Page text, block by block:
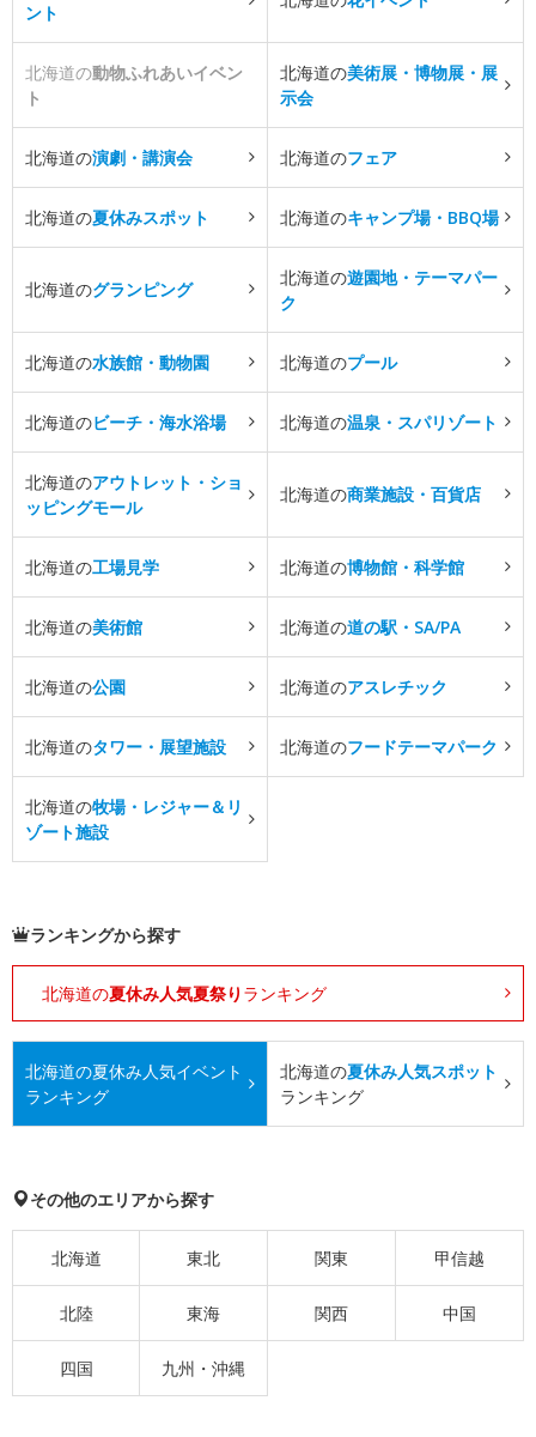
ント
北海道の動物ふれあいイベン
ト
北海道の美術展・博物展・展
示会
北海道の演劇・講演会 北海道のフェア
北海道の夏休みスポット 北海道のキャンプ場・BBQ場
北海道のグランピング
北海道の遊園地・テーマパー
ク
北海道の水族館・動物園 北海道のプール
北海道のビーチ・海水浴場 北海道の温泉・スパリゾート
北海道のアウトレット・ショ
ッピングモール
北海道の商業施設・百貨店
北海道の工場見学 北海道の博物館・科学館
北海道の美術館 北海道の道の駅・SA/PA
北海道の公園 北海道のアスレチック
北海道のタワー・展望施設 北海道のフードテーマパーク
北海道の牧場・レジャー＆リ
ゾート施設
ランキングから探す
北海道の夏休み人気夏祭り ランキング
北海道の夏休み人気イベント
ランキング
北海道の夏休み人気スポット
ランキング
その他のエリアから探す
北海道 東北 関東 甲信越
北陸 東海 関西 中国
四国 九州・沖縄